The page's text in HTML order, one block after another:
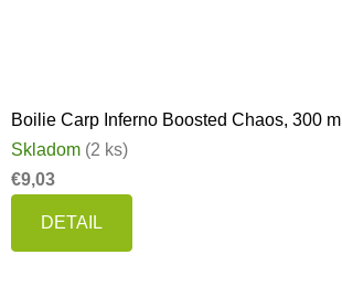
Boilie Carp Inferno Boosted Chaos, 300 ml
Skladom (2 ks)
€9,03
DETAIL